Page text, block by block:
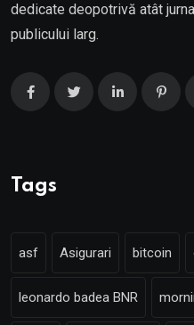
dedicate deopotrivă atât
publicului larg.
Tags
asf Asigurari bitcoin
leonardo badea BNR